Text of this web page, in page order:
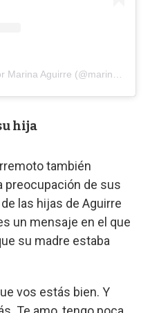
hija
también
preocupación de sus
las hijas de Aguirre
un mensaje en el que
su madre estaba
vos estás bien. Y